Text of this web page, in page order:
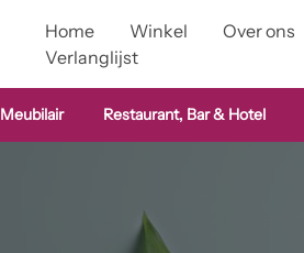
Home Winkel Over ons
Verlanglijst
Meubilair Restaurant, Bar & Hotel